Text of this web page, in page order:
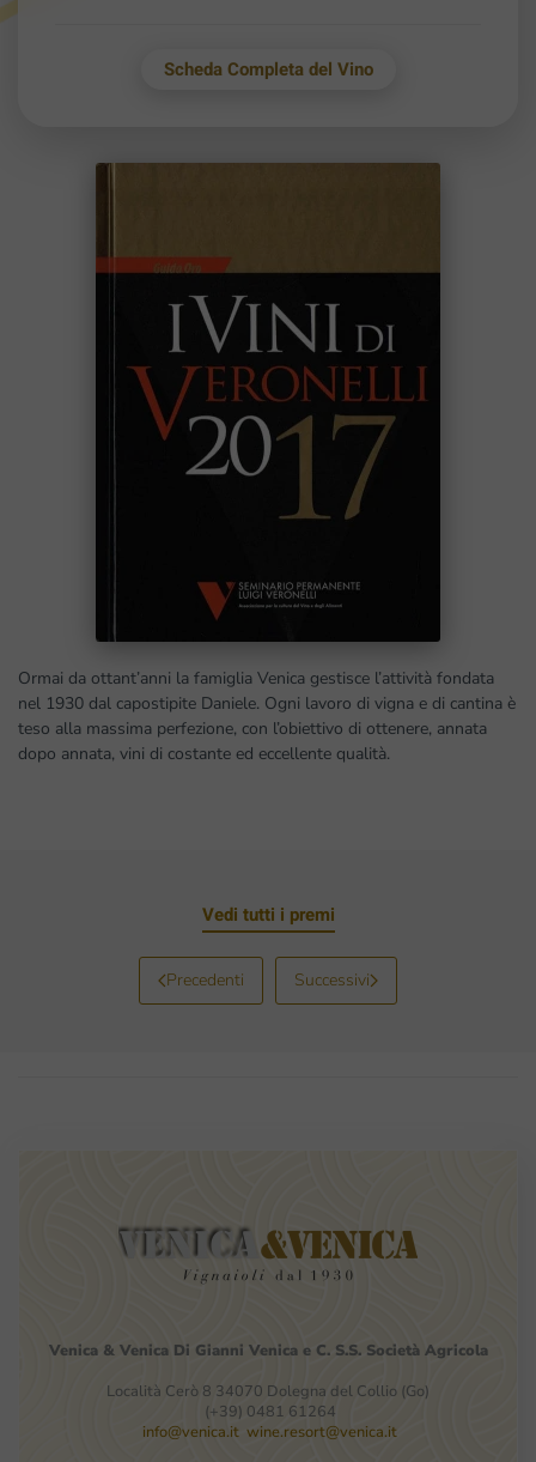
Scheda Completa del Vino
Ormai da ottant’anni la famiglia Venica gestisce l’attività fondata
nel 1930 dal capostipite Daniele. Ogni lavoro di vigna e di cantina è
teso alla massima perfezione, con l’obiettivo di ottenere, annata
dopo annata, vini di costante ed eccellente qualità.
Vedi tutti i premi
Precedenti Successivi
Venica & Venica Di Gianni Venica e C. S.S. Società Agricola
Località Cerò 8 34070 Dolegna del Collio (Go)
(+39) 0481 61264
info@venica.it wine.resort@venica.it